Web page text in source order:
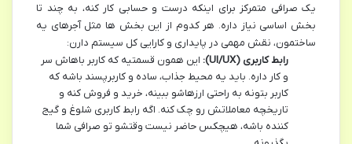
یک صرافی متمرکز برای اینکه درست و حسابی کار کنه، به چند تا
بخش اساسی نیاز داره. هر کدوم از این بخش ها مثل آجرهای یه
ساختمون، نقش مهمی در پایداری و کارایی کل سیستم دارن:
رابط کاربری (UI/UX):
این همون قسمتیه که کاربر باهاش سر
و کار داره. باید یه محیط جذاب، ساده و کاربرپسند باشه که
کاربر بتونه به راحتی ارزهاشو ببینه، خرید و فروش کنه و
تاریخچه معاملاتش رو چک کنه. اگه رابط کاربری شلوغ و گیج
کننده باشه، هیچکس حاضر نیست وقتشو تو صرافی شما